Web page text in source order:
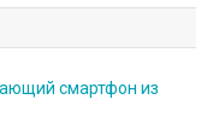
смартфон из